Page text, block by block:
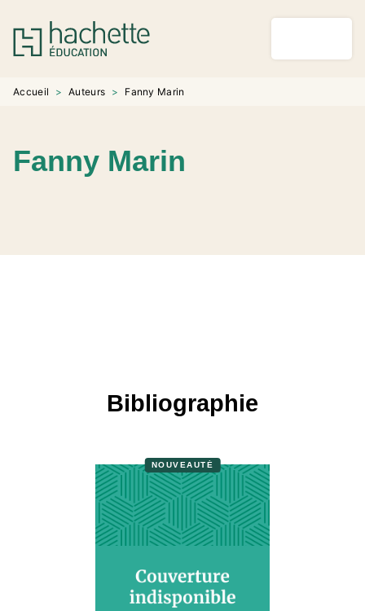
MENU RECHERCHE
PIED DE PAGE
Accueil > Auteurs > Fanny Marin
Fanny Marin
Bibliographie
NOUVEAUTÉ